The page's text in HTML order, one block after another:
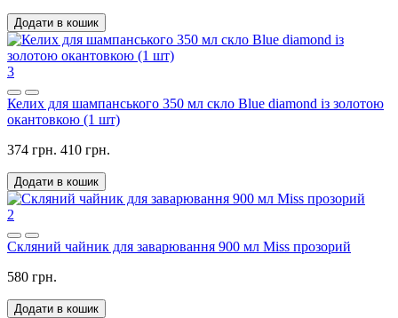
Додати в кошик
3
Келих для шампанського 350 мл скло Blue diamond із золотою
окантовкою (1 шт)
374 грн. 410 грн.
Додати в кошик
2
Скляний чайник для заварювання 900 мл Miss прозорий
580 грн.
Додати в кошик